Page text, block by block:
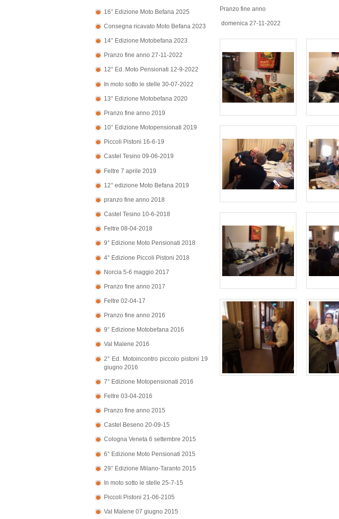
16° Edizione Moto Befana 2025
Consegna ricavato Moto Befana 2023
14° Edizione Motobefana 2023
Pranzo fine anno 27-11-2022
12° Ed. Moto Pensionati 12-9-2022
In moto sotto le stelle 30-07-2022
13° Edizione Motobefana 2020
Pranzo fine anno 2019
10° Edizione Motopensionati 2019
Piccoli Pistoni 16-6-19
Castel Tesino 09-06-2019
Feltre 7 aprile 2019
12° edizione Moto Befana 2019
pranzo fine anno 2018
Castel Tesino 10-6-2018
Feltre 08-04-2018
9° Edizione Moto Pensionati 2018
4° Edizione Piccoli Pistoni 2018
Norcia 5-6 maggio 2017
Pranzo fine anno 2017
Feltre 02-04-17
Pranzo fine anno 2016
9° Edizione Motobefana 2016
Val Malene 2016
2° Ed. Motoincontro piccolo pistoni 19
giugno 2016
7° Edizione Motopensionati 2016
Feltre 03-04-2016
Pranzo fine anno 2015
Castel Beseno 20-09-15
Cologna Veneta 6 settembre 2015
6° Edizione Moto Pensionati 2015
29° Edizione Milano-Taranto 2015
In moto sotto le stelle 25-7-15
Piccoli Pistoni 21-06-2105
Val Malene 07 giugno 2015
Pranzo fine anno
domenica 27-11-2022